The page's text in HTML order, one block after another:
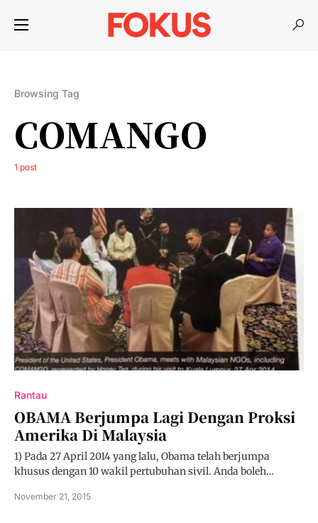
Browsing Tag
COMANGO
1 post
Rantau
OBAMA Berjumpa Lagi Dengan Proksi
Amerika Di Malaysia
1) Pada 27 April 2014 yang lalu, Obama telah berjumpa
khusus dengan 10 wakil pertubuhan sivil. Anda boleh…
November 21, 2015